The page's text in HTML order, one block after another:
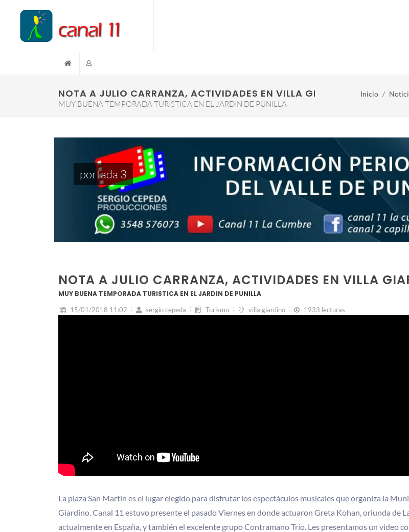
NOTA A JULIO CARRANZA, ACTIVIDADES EN VILLA GIARDINO
MUY BUENA TEMPORADA TURISTICA EN EL JARDIN DE PUNILLA
Inicio
portada 3
NOTA A JULIO CARRANZA, ACTIVIDADES EN VILLA
MUY BUENA TEMPORADA TURISTICA EN EL JARDIN DE PUNILLA
15/01/2018 11:02 sergio cepeda Turismo villa giardino 1933 lecturas
La plaza San Martin es el lugar elegido para disfrutar los espectáculos musicales que organiza la
Giardino. Canal 11 estuvo presente el pasado Viernes en donde actuaron Greta Kohan, oriunda de
actualmente en España, y también el excelente grupo Contramano Trío. Les presentamos un video